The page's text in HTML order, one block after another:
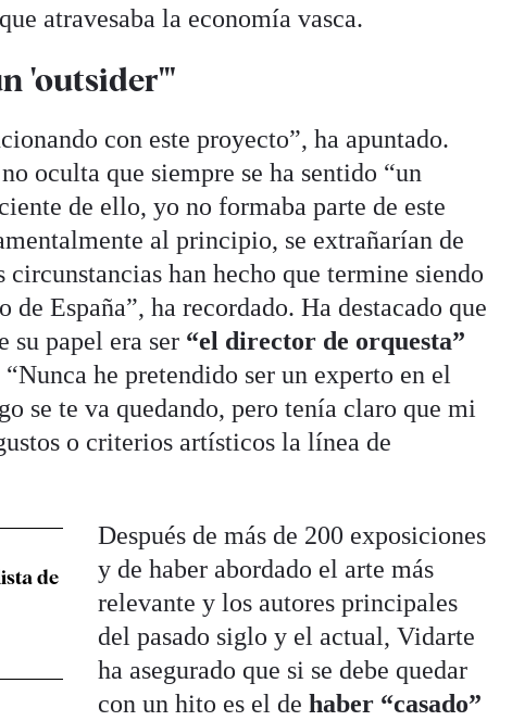
atravesaba la economía vasca.
'outsider'"
con este proyecto”, ha apuntado.
oculta que siempre se ha sentido “un
de ello, yo no formaba parte de este
al principio, se extrañarían de
circunstancias han hecho que termine siendo
España”, ha recordado. Ha destacado que
su papel era ser “el director de orquesta”
“Nunca he pretendido ser un experto en el
se te va quedando, pero tenía claro que mi
o criterios artísticos la línea de
de
Después de más de 200 exposiciones
y de haber abordado el arte más
relevante y los autores principales
del pasado siglo y el actual, Vidarte
ha asegurado que si se debe quedar
con un hito es el dehaber “casado”